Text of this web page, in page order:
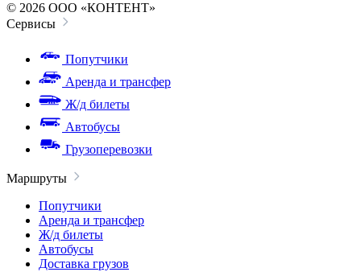
© 2026 ООО «КОНТЕНТ»
Сервисы
Попутчики
Аренда и трансфер
Ж/д билеты
Автобусы
Грузоперевозки
Маршруты
Попутчики
Аренда и трансфер
Ж/д билеты
Автобусы
Доставка грузов